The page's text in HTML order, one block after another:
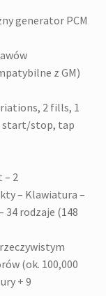
generator PCM
z GM)
2 fills, 1
start/stop, tap
2
– Klawiatura –
rodzaje (148
(ok. 100,000
+ 9